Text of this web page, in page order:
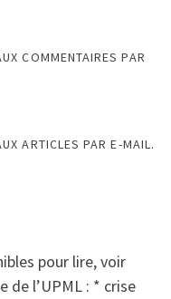
COMMENTAIRES PAR
ARTICLES PAR E-MAIL.
pour lire, voir
l’UPML : * crise